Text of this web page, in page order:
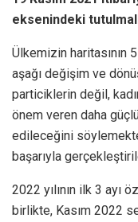
eksenindeki
Ülkemizin haritasının
aşağı değişim ve
particiklerin değil,
önem veren daha
edileceğini
başarıyla
2022 yılının ilk 3
birlikte, Kasım 2022